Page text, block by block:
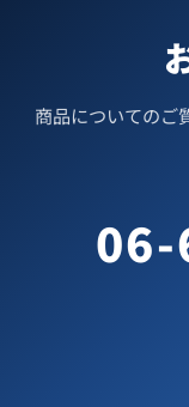
商品についてのご